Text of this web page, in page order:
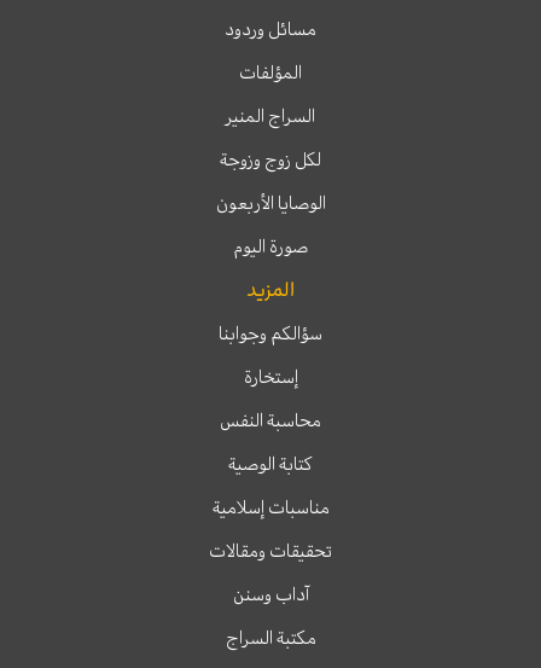
مسائل وردود
المؤلفات
السراج المنير
لكل زوج وزوجة
الوصايا الأربعون
صورة اليوم
المزيد
سؤالكم وجوابنا
إستخارة
محاسبة النفس
كتابة الوصية
مناسبات إسلامية
تحقيقات ومقالات
آداب وسنن
مكتبة السراج